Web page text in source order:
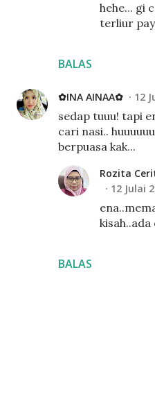
BALAS
hehe... gi
terliur
✿INA AINAA✿ 12
sedap tuuu! tapi
cari nasi..
berpuasa kak...
BALAS
Rozita
12 Julai
kisah..ada